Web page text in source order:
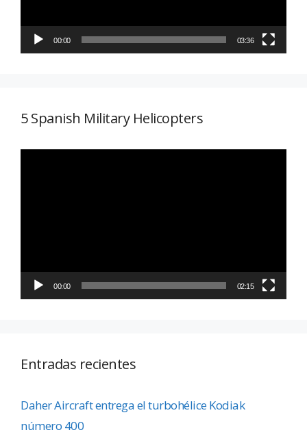
00:00 03:36
5 Spanish Military Helicopters
00:00 02:15
Entradas recientes
Daher Aircraft entrega el turbohélice Kodiak
número 400